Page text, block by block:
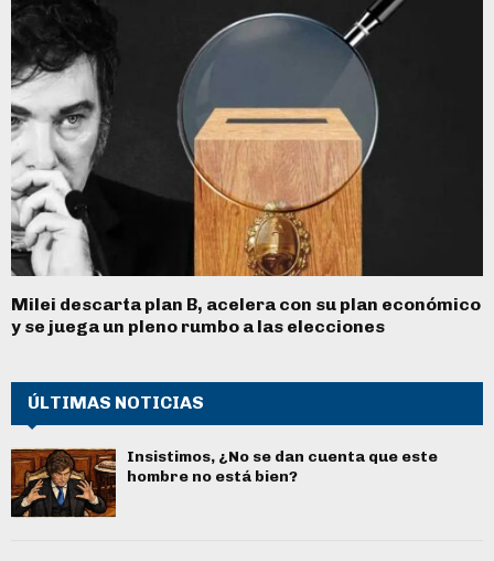
Milei descarta plan B, acelera con su plan económico
y se juega un pleno rumbo a las elecciones
ÚLTIMAS NOTICIAS
Insistimos, ¿No se dan cuenta que este
hombre no está bien?